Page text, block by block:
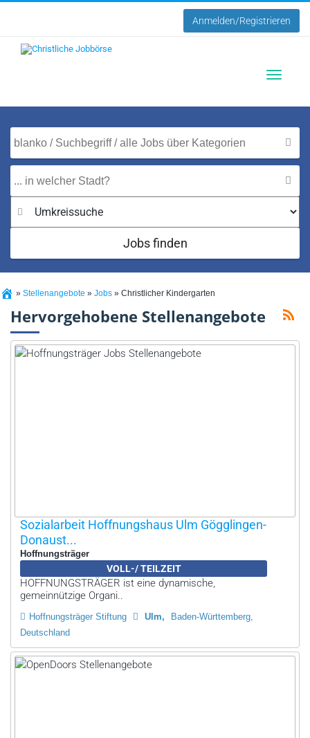
Anmelden/Registrieren
Jobs finden
» Stellenangebote » Jobs » Christlicher Kindergarten
Hervorgehobene Stellenangebote
Sozialarbeit Hoffnungshaus Ulm Gögglingen-
Donaust...
Hoffnungsträger
VOLL-/ TEILZEIT
HOFFNUNGSTRÄGER ist eine dynamische,
gemeinnützige Organi..
Hoffnungsträger Stiftung Ulm
Baden-Württemberg,
Deutschland